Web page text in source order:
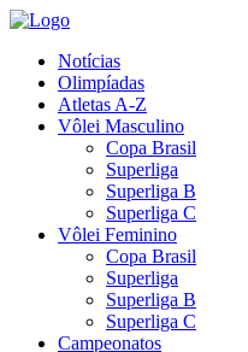
Notícias
Olimpíadas
Atletas A-Z
Vôlei Masculino
Copa Brasil
Superliga
Superliga B
Superliga C
Vôlei Feminino
Copa Brasil
Superliga
Superliga B
Superliga C
Campeonatos